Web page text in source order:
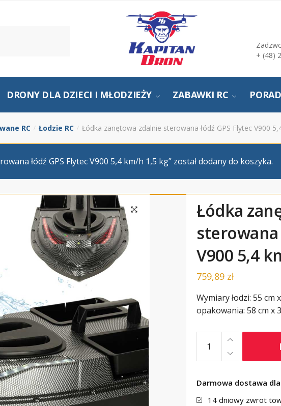
+ (48)
DRONY DLA DZIECI I MŁODZIEŻY ZABAWKI RC
RC / Łodzie RC / Łódka zanętowa zdalnie sterowana łódź GPS Flytec V900
łódź GPS Flytec V900 5,4 km/h 1,5 kg” został dodany do koszyka.
Łódka
sterowana
V900 5,4
759,89 zł
Wymiary łodzi: 55 cm
opakowania: 58 cm x
Darmowa dostawa
14 dniowy zwrot